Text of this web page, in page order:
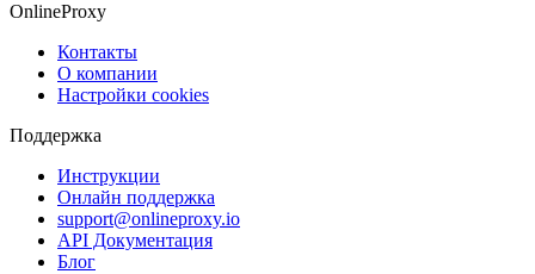
OnlineProxy
Контакты
О компании
Настройки cookies
Поддержка
Инструкции
Онлайн поддержка
support@onlineproxy.io
API Документация
Блог